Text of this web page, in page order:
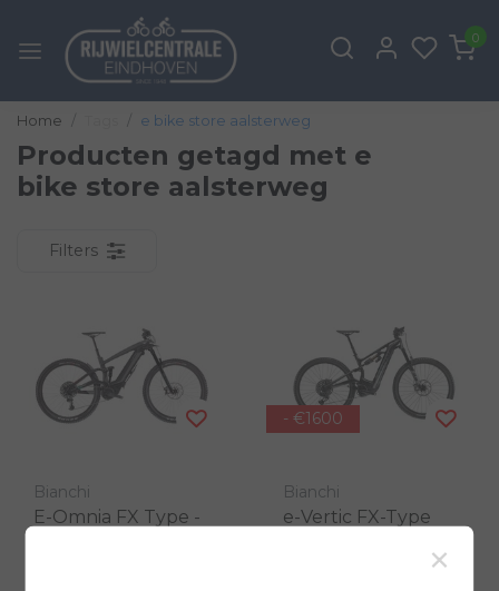
0
Home e bike store aalsterweg
Producten getagd met e
bike store aalsterweg
Filters
Bianchi
E-Omnia FX Type -
- €1600
Bianchi
e-Vertic FX-Type
×